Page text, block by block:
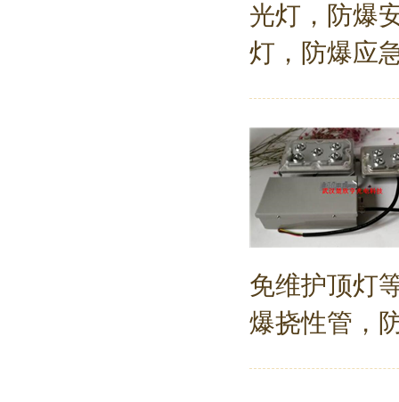
光灯，防爆
灯，防爆应
免维护顶灯
爆挠性管，